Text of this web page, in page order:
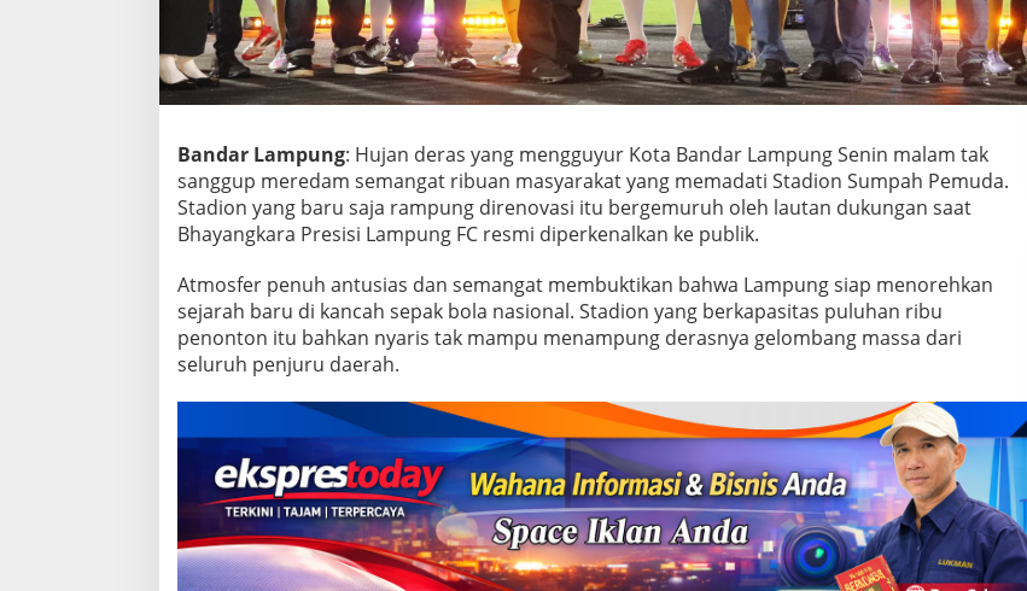
e
s
i
s
i
m
p
u
g
C
R
e
i
e
l
u
n
c
u
r
Bandar Lampung: Hujan deras yang mengguyur Kota Bandar Lampung Senin malam tak
sanggup meredam semangat ribuan masyarakat yang memadati Stadion Sumpah Pemuda.
Stadion yang baru saja rampung direnovasi itu bergemuruh oleh lautan dukungan saat
Bhayangkara Presisi Lampung FC resmi diperkenalkan ke publik.
Atmosfer penuh antusias dan semangat membuktikan bahwa Lampung siap menorehkan
sejarah baru di kancah sepak bola nasional. Stadion yang berkapasitas puluhan ribu
penonton itu bahkan nyaris tak mampu menampung derasnya gelombang massa dari
seluruh penjuru daerah.